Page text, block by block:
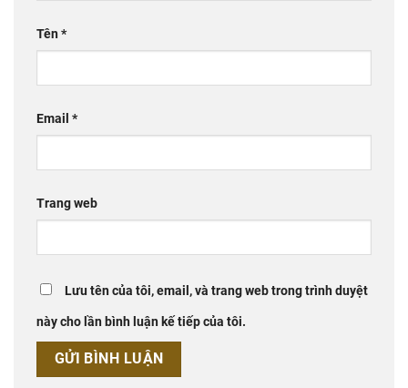
Tên*
Email *
Trang web
Lưu tên của tôi, email, và trang web trong trình duyệt
này cho lần bình luận kế tiếp của tôi.